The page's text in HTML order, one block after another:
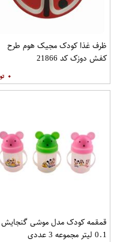
ظرف غذا کودک مجیک هوم طرح
کفش دوزک کد 21866
۰
قمقمه کودک مدل موشی گنجایش
0.1 لیتر مجموعه 3 عددی